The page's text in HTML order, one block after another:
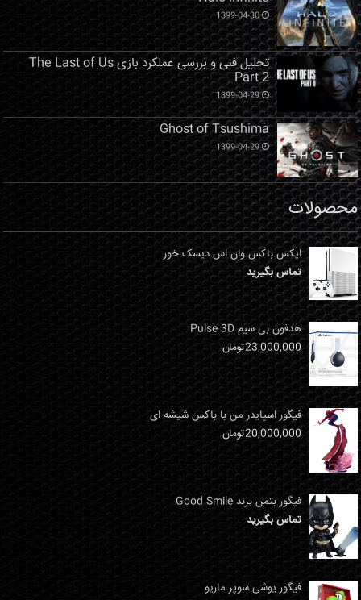
1399-04-30
تحلیل فنی و بررسی عملکرد بازی The Last of Us
Part 2
1399-04-29
Ghost of Tsushima
1399-04-29
محصولات
ایکس باکس وان اس دیسک خور
تماس بگیرید
هدفون بی سیم Pulse 3D
23,000,000تومان
فیگور اسپایدر من با باکس شیشه ای
20,000,000تومان
فیگور بتمن برند Good Smile
تماس بگیرید
فیگور یوشی سوپر ماریو